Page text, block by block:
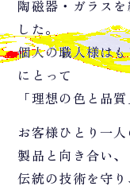
陶磁器・ガラス
した。
個人の職人様は
にとって
「理想の色と品
お客様ひとり一人
製品と向き合い、
伝統の技術を守り